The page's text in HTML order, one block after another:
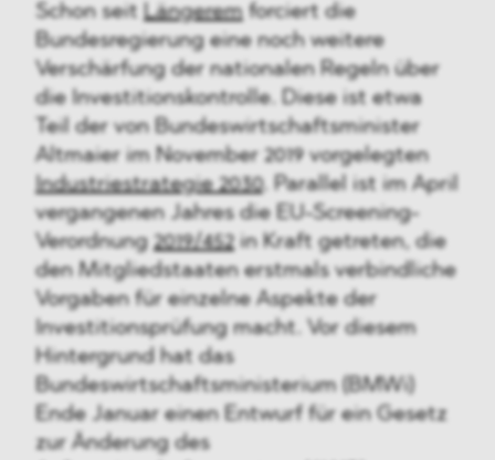
Schon seit Längeremforciert die
Bundesregierung eine noch weitere
Verschärfung der nationalen Regeln über
die Investitionskontrolle. Diese ist etwa
Teil der von Bundeswirtschaftsminister
Altmaier im November 2019 vorgelegten
Industriestrategie 2030. Parallel ist im April
vergangenen Jahres die EU-Screening-
Verordnung2019/452in Kraft getreten, die
den Mitgliedstaaten erstmals verbindliche
Vorgaben für einzelne Aspekte der
Investitionsprüfung macht. Vor diesem
Hintergrund hat das
Bundeswirtschaftsministerium (BMWi)
Ende Januar einen Entwurf für ein Gesetz
zur Änderung des